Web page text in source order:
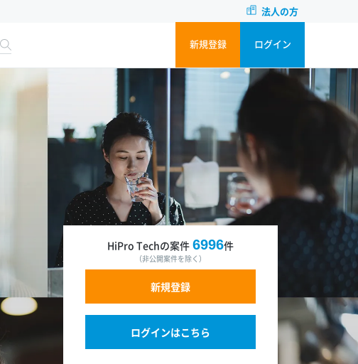
法人の方
新規登録 ログイン
HiPro Techの案件 6996件
（非公開案件を除く）
新規登録
ログインはこちら